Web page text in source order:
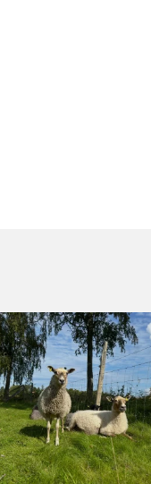
kullanslycka
Jul 12